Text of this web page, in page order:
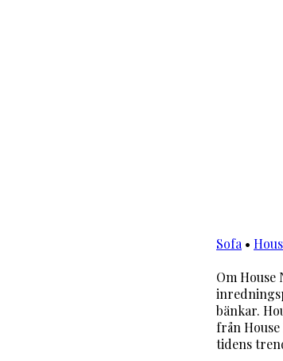
Sofa •
Om
bänkar.
från
tidens